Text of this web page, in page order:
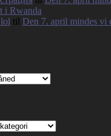
i Rwanda
til Den 7. april mindes vi